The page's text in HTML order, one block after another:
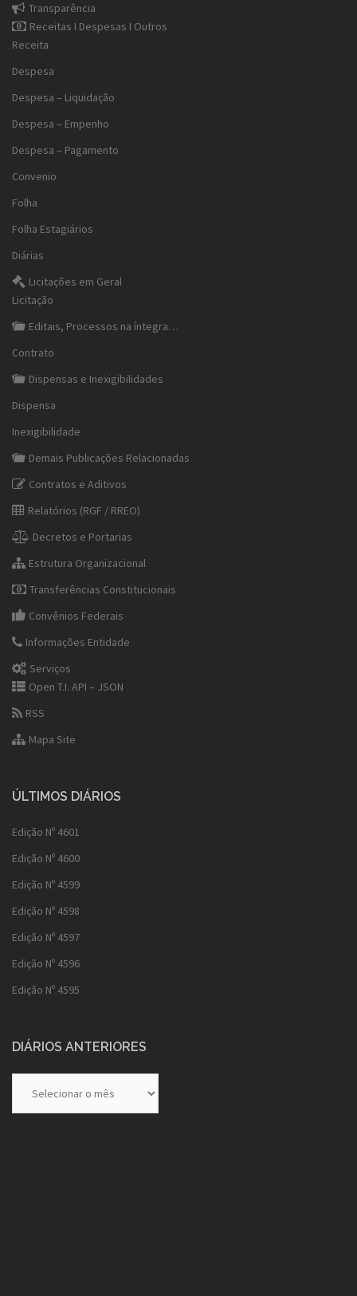
Transparência
Receitas I Despesas I Outros
Receita
Despesa
Despesa – Liquidação
Despesa – Empenho
Despesa – Pagamento
Convenio
Folha
Folha Estagiários
Diárias
Licitações em Geral
Licitação
Editais, Processos na íntegra…
Contrato
Dispensas e Inexigibilidades
Dispensa
Inexigibilidade
Demais Publicações Relacionadas
Contratos e Aditivos
Relatórios (RGF / RREO)
Decretos e Portarias
Estrutura Organizacional
Transferências Constitucionais
Convênios Federais
Informações Entidade
Serviços
Open T.I. API – JSON
RSS
Mapa Site
ÚLTIMOS DIÁRIOS
Edição Nº 4601
Edição Nº 4600
Edição Nº 4599
Edição Nº 4598
Edição Nº 4597
Edição Nº 4596
Edição Nº 4595
DIÁRIOS ANTERIORES
Anteriores